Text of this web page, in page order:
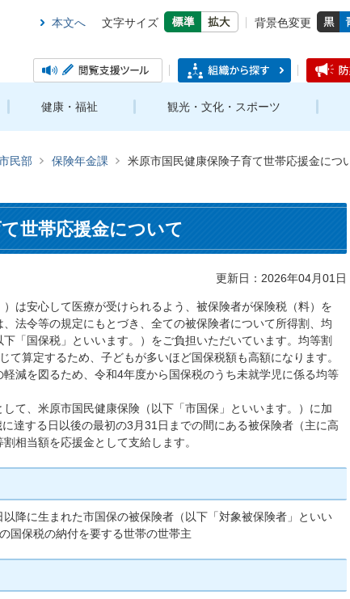
本文へ 文字サイズ
背景色変更
健康・福祉 観光・文化・スポーツ
民部 保険年金課 米原市国民健康保険子育て世帯応援金につ
世帯応援金について
更新日：2026年04月01日
は安心して医療が受けられるよう、被保険者が保険税（料）を
法令等の規定にもとづき、全ての被保険者について所得割、均
「国保税」といいます。）をご負担いただいています。均等割
て算定するため、子どもが多いほど国保税額も高額になります。
減を図るため、令和4年度から国保税のうち未就学児に係る均等
て、米原市国民健康保険（以下「市国保」といいます。）に加
達する日以後の最初の3月31日までの間にある被保険者（主に高
相当額を応援金として支給します。
降に生まれた市国保の被保険者（以下「対象被保険者」といい
国保税の納付を要する世帯の世帯主